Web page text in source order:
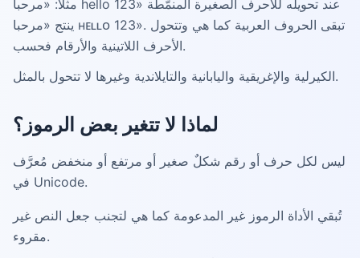
مثلًا: «مرحبا hello 123» عند تحويله للأحرف الصغيرة المنمّطة
ينتج «مرحبا ʜᴇʟʟᴏ 123». تبقى الحروف العربية كما هي وتتحول
الأحرف اللاتينية والأرقام فحسب.
الكيرلية والإغريقية واليابانية والتايلاندية وغيرها لا تتحول بالمثل.
لماذا لا تتغير بعض الرموز؟
ليس لكل حرف أو رقم شكلٌ صغير أو مرتفع أو منخفض مُعرَّف
في Unicode.
تُبقي الأداة الرموز غير المدعومة كما هي لتجنب جعل النص غير
مقروء.